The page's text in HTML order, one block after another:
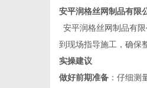
安平润格丝网制品有限
安平润格丝网制品有
到现场指导施工，确保
实操建议
做好前期准备 ：仔细测